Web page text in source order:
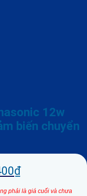
12w
biến chuyển
₫
phải là giá cuối và chưa